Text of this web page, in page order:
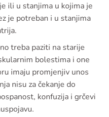
ili u stanjima u kojima je
je potreban i u stanjima
treba paziti na starije
bolestima i one
imaju promjenjiv unos
nisu za čekanje do
konfuzija i grčevi